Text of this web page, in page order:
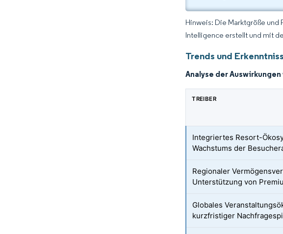
Hinweis: Die Marktgröße
Intelligence erstellt und mit
Trends und
Analyse der
TREIBER
Integriertes Resort-
Wachstums der
Regionaler
Unterstützung von
Globales
kurzfristiger